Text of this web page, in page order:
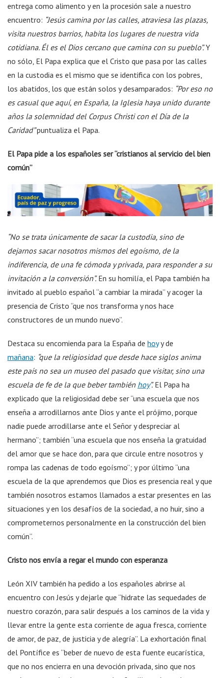
entrega como alimento y en la procesión sale a nuestro
encuentro: “Jesús camina por las calles, atraviesa las plazas,
visita nuestros barrios, habita los lugares de nuestra vida
cotidiana. Él es el Dios cercano que camina con su pueblo”.Y
no sólo, El Papa explica que el Cristo que pasa por las calles
en la custodia es el mismo que se identifica con los pobres,
los abatidos, los que están solos y desamparados: “Por eso no
es casual que aquí, en España, la Iglesia haya unido durante
años la solemnidad del Corpus Christi con el Día de la
Caridad”puntualiza el Papa.
El Papa pide a los españoles ser “cristianos al servicio del bien
común”
“No se trata únicamente de sacar la custodia, sino de
dejarnos sacar nosotros mismos del egoísmo, de la
indiferencia, de una fe cómoda y privada, para responder a su
invitación a la conversión”.En su homilía, el Papa también ha
invitado al pueblo español “a cambiar la mirada” y acoger la
presencia de Cristo “que nos transforma y nos hace
constructores de un mundo nuevo”.
Destaca su encomienda para la España de hoyy de
mañana: “que la religiosidad que desde hace siglos anima
este país no sea un museo del pasado que visitar, sino una
escuela de fe de la que beber también hoy”.El Papa ha
explicado que la religiosidad debe ser “una escuela que nos
enseña a arrodillarnos ante Dios y ante el prójimo, porque
nadie puede arrodillarse ante el Señor y despreciar al
hermano”; también “una escuela que nos enseña la gratuidad
del amor que se hace don, para que circule entre nosotros y
rompa las cadenas de todo egoísmo”; y por último “una
escuela de la que aprendemos que Dios es presencia real y que
también nosotros estamos llamados a estar presentes en las
situaciones y en los desafíos de la sociedad, a no huir, sino a
comprometernos personalmente en la construcción del bien
común”.
Cristo nos envía a regar el mundo con esperanza
León XIV también ha pedido a los españoles abrirse al
encuentro con Jesús y dejarle que “hidrate las sequedades de
nuestro corazón, para salir después a los caminos de la vida y
llevar entre la gente esta corriente de agua fresca, corriente
de amor, de paz, de justicia y de alegría”. La exhortación final
del Pontífice es “beber de nuevo de esta fuente eucarística,
que no nos encierra en una devoción privada, sino que nos